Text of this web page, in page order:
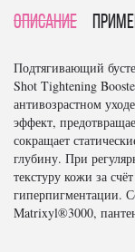
Описание
Подтягивающий
Shot Tightening
антивозрастном
эффект,
сокращает
глубину. При
текстуру кожи за
гиперпигментации.
Matrixyl®3000,